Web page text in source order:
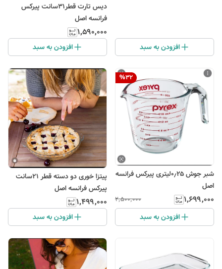
افزودن به سبد
دیس تارت قطر۳۱سانت پیرکس
فرانسه اصل
۱٬۵۹۰٬۰۰۰
افزودن به سبد
%32
شبر جوش ۰٫۲۵لیتری پیرکس فرانسه
اصل
۱٬۶۹۹٬۰۰۰ ۲٬۵۰۰٬۰۰۰
افزودن به سبد
پیتزا خوری دو دسته قطر ۲۱سانت
پیرکس فرانسه اصل
۱٬۴۹۹٬۰۰۰
افزودن به سبد